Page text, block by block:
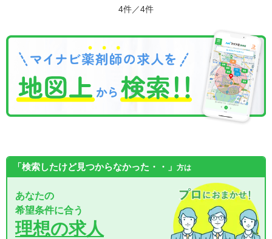
4件／4件
「検索したけど見つからなかった・・」 方は
あなたの
希望条件に合う
理想の求人